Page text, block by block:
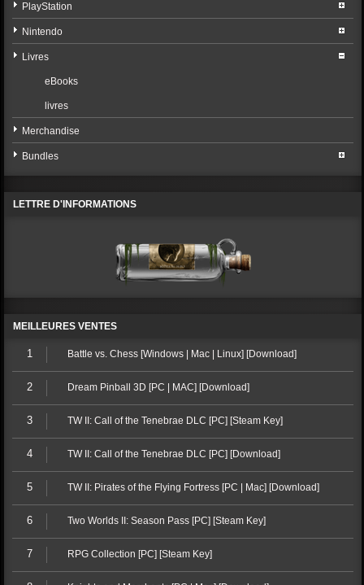
PlayStation
Nintendo
Livres
eBooks
livres
Merchandise
Bundles
LETTRE D'INFORMATIONS
MEILLEURES VENTES
1 Battle vs. Chess [Windows | Mac | Linux] [Download]
2 Dream Pinball 3D [PC | MAC] [Download]
3 TW II: Call of the Tenebrae DLC [PC] [Steam Key]
4 TW II: Call of the Tenebrae DLC [PC] [Download]
5 TW II: Pirates of the Flying Fortress [PC | Mac] [Download]
6 Two Worlds II: Season Pass [PC] [Steam Key]
7 RPG Collection [PC] [Steam Key]